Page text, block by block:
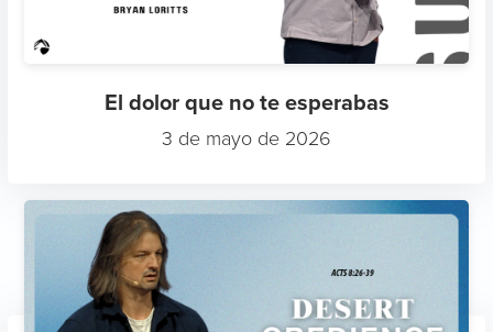
El dolor que no te esperabas
3 de mayo de 2026